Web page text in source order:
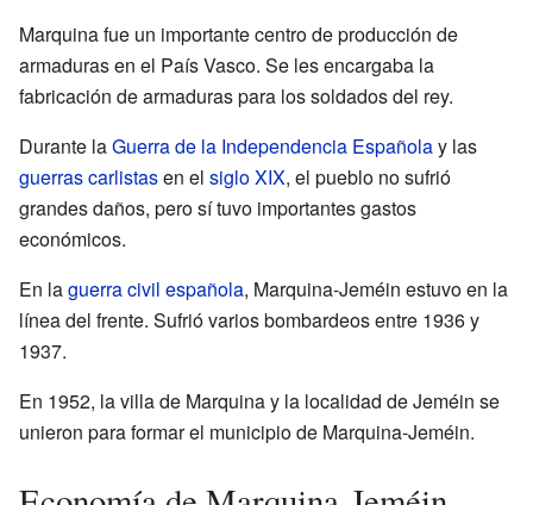
Marquina fue un importante centro de producción de
armaduras en el País Vasco. Se les encargaba la
fabricación de armaduras para los soldados del rey.
Durante laGuerra de la Independencia Españolay las
guerras carlistasen el siglo XIX, el pueblo no sufrió
grandes daños, pero sí tuvo importantes gastos
económicos.
En laguerra civil española, Marquina-Jeméin estuvo en la
línea del frente. Sufrió varios bombardeos entre 1936 y
1937.
En 1952, la villa de Marquina y la localidad de Jeméin se
unieron para formar el municipio de Marquina-Jeméin.